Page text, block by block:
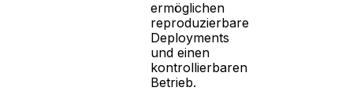
ermöglichen
reproduzierbare
Deployments
und einen
kontrollierbaren
Betrieb.